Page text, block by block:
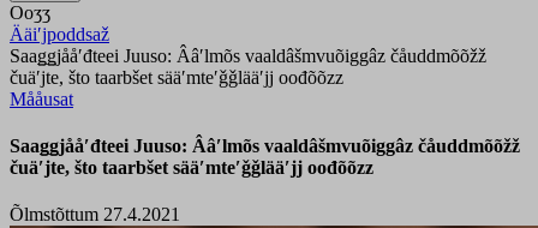
Ooʒʒ
Ääiʹjpoddsaž
Saaǥǥjååʹđteei Juuso: Ââʹlmõs vaaldâšmvuõiggâz čåuddmõõžž
čuäʹjte, što taarbšet sääʹmteʹǧǧlääʹjj oođõõzz
Mååusat
Saaǥǥjååʹđteei Juuso: Ââʹlmõs vaaldâšmvuõiggâz čåuddmõõžž
čuäʹjte, što taarbšet sääʹmteʹǧǧlääʹjj oođõõzz
Õlmstõttum 27.4.2021